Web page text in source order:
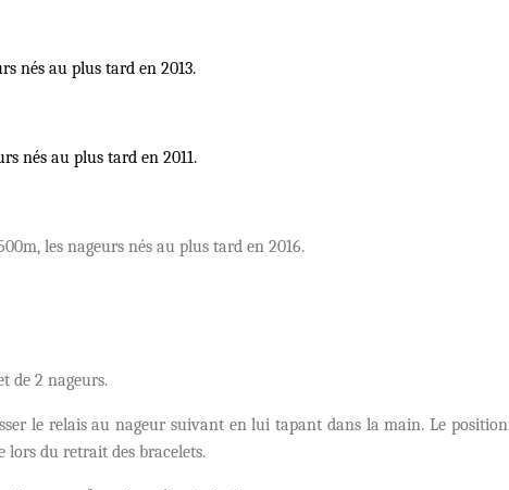
nés au plus tard en 2013.
nés au plus tard en 2011.
les nageurs nés au plus tard en 2016.
de 2 nageurs.
le relais au nageur suivant en lui tapant dans la main. Le
lors du retrait des bracelets.